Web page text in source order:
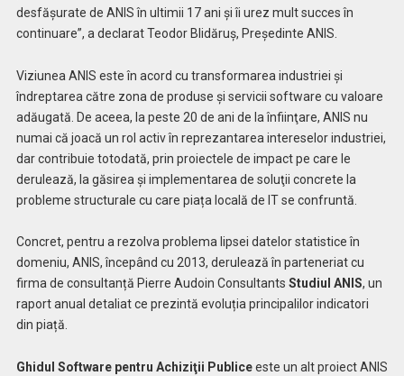
desfășurate de ANIS în ultimii 17 ani și îi urez mult succes în
continuare”, a declarat Teodor Blidăruș, Președinte ANIS.
Viziunea ANIS este în acord cu transformarea industriei şi
îndreptarea către zona de produse și servicii software cu valoare
adăugată. De aceea, la peste 20 de ani de la înfiinţare, ANIS nu
numai că joacă un rol activ în reprezantarea intereselor industriei,
dar contribuie totodată, prin proiectele de impact pe care le
derulează, la găsirea și implementarea de soluţii concrete la
probleme structurale cu care piața locală de IT se confruntă.
Concret, pentru a rezolva problema lipsei datelor statistice în
domeniu, ANIS, începând cu 2013, derulează în parteneriat cu
firma de consultanță Pierre Audoin Consultants Studiul ANIS, un
raport anual detaliat ce prezintă evoluția principalilor indicatori
din piață.
Ghidul Software pentru Achiziţii Publiceeste un alt proiect ANIS